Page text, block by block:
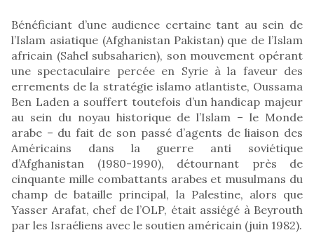
Bénéficiant d’une audience certaine tant au sein de
l’Islam asiatique (Afghanistan Pakistan) que de l’Islam
africain (Sahel subsaharien), son mouvement opérant
une spectaculaire percée en Syrie à la faveur des
errements de la stratégie islamo atlantiste, Oussama
Ben Laden a souffert toutefois d’un handicap majeur
au sein du noyau historique de l’Islam – le Monde
arabe – du fait de son passé d’agents de liaison des
Américains dans la guerre anti soviétique
d’Afghanistan (1980-1990), détournant près de
cinquante mille combattants arabes et musulmans du
champ de bataille principal, la Palestine, alors que
Yasser Arafat, chef de l’OLP, était assiégé à Beyrouth
par les Israéliens avec le soutien américain (juin 1982).